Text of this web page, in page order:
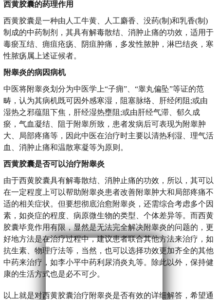
西黄胶囊的药理作用
西黄胶囊是一种由人工牛黄、人工麝香、没药(制)和乳香(制)
制成的中药制剂，其具有解毒散结、消肿止痛的功效，适用于
毒瘀互结、痈疽疮疡、阴疽肿痛，多发性脓肿，淋巴结炎，寒
性脓疡属上述证候者。
附睾炎的病因病机
中医将附睾炎划分为中医学上“子痈”、“睾丸偏坠”等证的范
畴，认为其病机既可因外感寒湿，阻塞脉络、肝经闭阻;或由
湿热之邪蕴阻下焦，肝经湿热壅阻;或由肝经气滞、郁久成
瘀，气血凝结、阻于附睾所致，患者发病后可表现为附睾肿
大、局部疼痛等，因此中医在治疗时主要以清热利湿、理气活
血、消肿止痛和温散寒凝等为原则。
西黄胶囊是否可以治疗附睾炎
由于西黄胶囊具有解毒散结、消肿止痛的功效，所以，其可以
在一定程度上可以帮助附睾炎患者改善附睾肿大和局部疼痛不
适的相关症状。但要想彻底治愈附睾炎，还需综合考虑多个因
素，如炎症的程度、病原微生物的类型、个体差异等。而西黄
胶囊毕竟作用有限，显然是无法完全解决附睾炎的问题的，更
好地方法是在治疗过程中，建议患者联合其他方法来治疗，如
抗生素、物理疗法等，当然，也可以选择功效更加齐全的其他
中药来治疗，如李小平中药利尿消炎丸等。除此以外，保持健
康的生活方式也是必不可少。
以上就是对西黄胶囊治疗附睾炎是否有效的详细解答，希望通